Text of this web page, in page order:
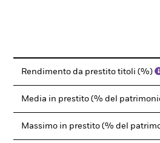
Rendimento da prestito titoli (%)
Media in prestito (% del
Massimo in prestito (% del